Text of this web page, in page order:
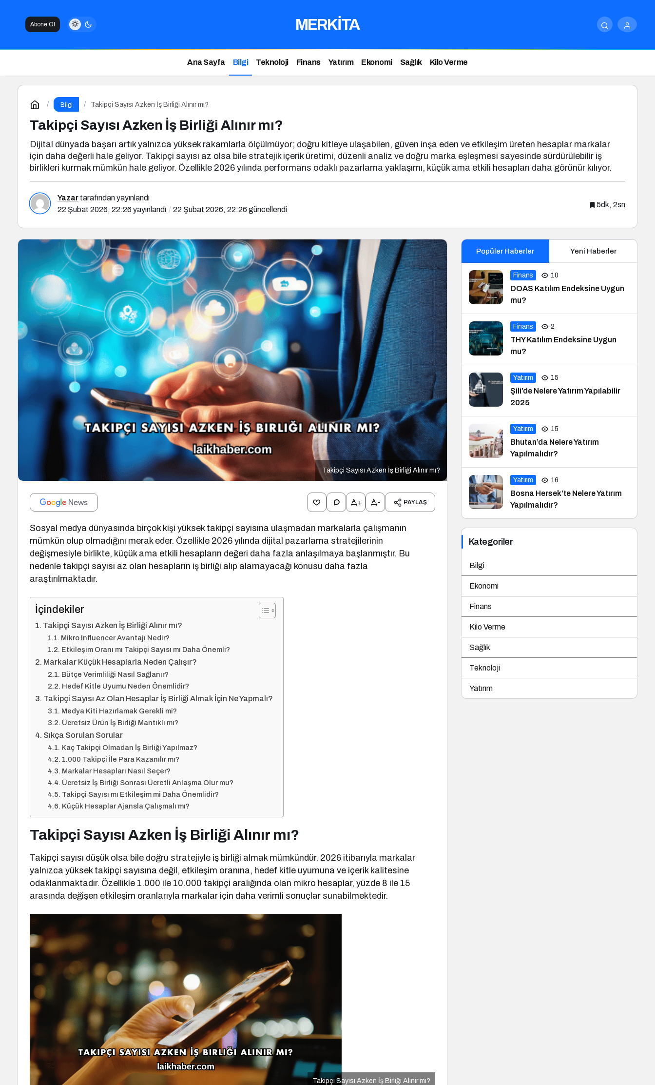
Abone Ol MERKİTA
Ana Sayfa Bilgi Teknoloji Finans Yatırım Ekonomi Sağlık Kilo Verme
Bilgi Takipçi Sayısı Azken İş Birliği Alınır mı?
Takipçi Sayısı Azken İş Birliği Alınır mı?
Dijital dünyada başarı artık yalnızca yüksek rakamlarla ölçülmüyor; doğru kitleye ulaşabilen, güven inşa eden ve etkileşim üreten hesaplar markalar
için daha değerli hale geliyor. Takipçi sayısı az olsa bile stratejik içerik üretimi, düzenli analiz ve doğru marka eşleşmesi sayesinde sürdürülebilir iş
birlikleri kurmak mümkün hale geliyor. Özellikle 2026 yılında performans odaklı pazarlama yaklaşımı, küçük ama etkili hesapları daha görünür kılıyor.
Yazar tarafından yayınlandı
22 Şubat 2026, 22:26 yayınlandı 22 Şubat 2026, 22:26 güncellendi
5dk, 2sn
Takipçi Sayısı Azken İş Birliği Alınır mı?
+ - PAYLAŞ
Sosyal medya dünyasında birçok kişi yüksek takipçi sayısına ulaşmadan markalarla çalışmanın
mümkün olup olmadığını merak eder. Özellikle 2026 yılında dijital pazarlama stratejilerinin
değişmesiyle birlikte, küçük ama etkili hesapların değeri daha fazla anlaşılmaya başlanmıştır. Bu
nedenle takipçi sayısı az olan hesapların iş birliği alıp alamayacağı konusu daha fazla
araştırılmaktadır.
İçindekiler
Takipçi Sayısı Azken İş Birliği Alınır mı?
Mikro Influencer Avantajı Nedir?
Etkileşim Oranı mı Takipçi Sayısı mı Daha Önemli?
Markalar Küçük Hesaplarla Neden Çalışır?
Bütçe Verimliliği Nasıl Sağlanır?
Hedef Kitle Uyumu Neden Önemlidir?
Takipçi Sayısı Az Olan Hesaplar İş Birliği Almak İçin Ne Yapmalı?
Medya Kiti Hazırlamak Gerekli mi?
Ücretsiz Ürün İş Birliği Mantıklı mı?
Sıkça Sorulan Sorular
Kaç Takipçi Olmadan İş Birliği Yapılmaz?
1.000 Takipçi İle Para Kazanılır mı?
Markalar Hesapları Nasıl Seçer?
Ücretsiz İş Birliği Sonrası Ücretli Anlaşma Olur mu?
Takipçi Sayısı mı Etkileşim mi Daha Önemlidir?
Küçük Hesaplar Ajansla Çalışmalı mı?
Takipçi Sayısı Azken İş Birliği Alınır mı?
Takipçi sayısı düşük olsa bile doğru stratejiyle iş birliği almak mümkündür. 2026 itibarıyla markalar
yalnızca yüksek takipçi sayısına değil, etkileşim oranına, hedef kitle uyumuna ve içerik kalitesine
odaklanmaktadır. Özellikle 1.000 ile 10.000 takipçi aralığında olan mikro hesaplar, yüzde 8 ile 15
arasında değişen etkileşim oranlarıyla markalar için daha verimli sonuçlar sunabilmektedir.
Takipçi Sayısı Azken İş Birliği Alınır mı?
Popüler Haberler Yeni Haberler
Finans 10
DOAS Katılım Endeksine Uygun
mu?
Finans 2
THY Katılım Endeksine Uygun
mu?
Yatırım 15
Şili’de Nelere Yatırım Yapılabilir
2025
Yatırım 15
Bhutan’da Nelere Yatırım
Yapılmalıdır?
Yatırım 16
Bosna Hersek’te Nelere Yatırım
Yapılmalıdır?
Kategoriler
Bilgi
Ekonomi
Finans
Kilo Verme
Sağlık
Teknoloji
Yatırım